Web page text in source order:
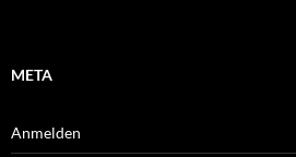
META
Anmelden